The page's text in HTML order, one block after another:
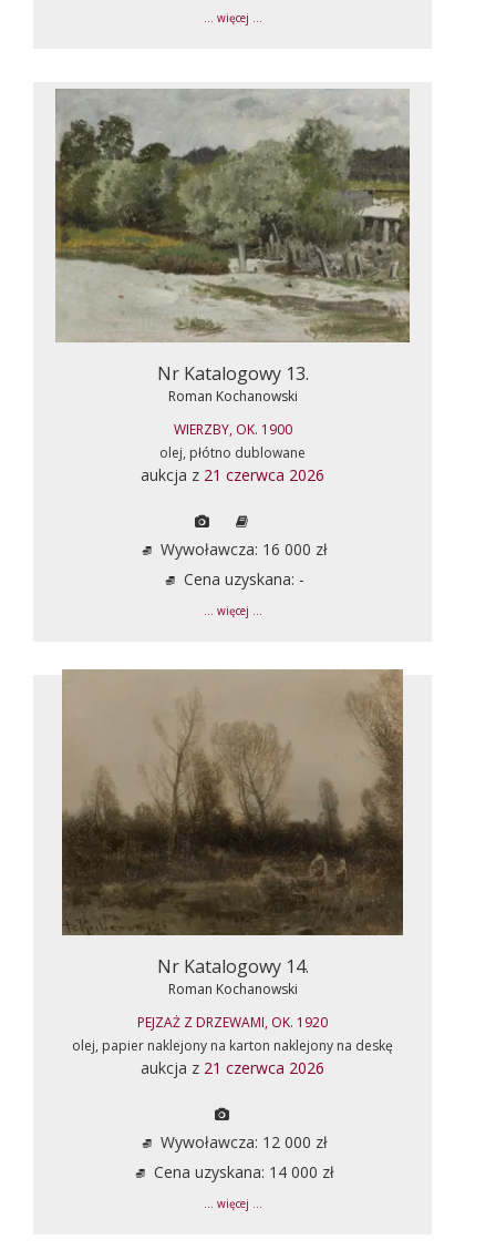
... więcej ...
Nr Katalogowy 13.
Roman Kochanowski
WIERZBY, OK. 1900
olej, płótno dublowane
aukcja z 21 czerwca 2026
Wywoławcza: 16 000 zł
Cena uzyskana: -
... więcej ...
Nr Katalogowy 14.
Roman Kochanowski
PEJZAŻ Z DRZEWAMI, OK. 1920
olej, papier naklejony na karton naklejony na deskę
aukcja z 21 czerwca 2026
Wywoławcza: 12 000 zł
Cena uzyskana: 14 000 zł
... więcej ...